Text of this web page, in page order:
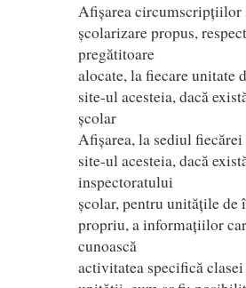
Afișarea circumscripțiilor
școlarizare propus,
pregătitoare
alocate, la fiecare unitate
site-ul acesteia, dacă
școlar
Afișarea, la sediul
site-ul acesteia, dacă
inspectoratului
școlar, pentru unitățile de
propriu, a informațiilor
cunoască
activitatea specifică